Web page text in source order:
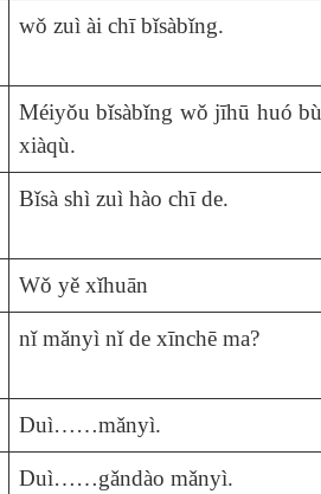
wǒ zuì ài chī bǐsàbǐng.
Méiyǒu bǐsàbǐng wǒ jīhū huó bù
xiàqù.
Bǐsà shì zuì hào chī de.
Wǒ yě xǐhuān
nǐ mǎnyì nǐ de xīnchē ma?
Duì……mǎnyì.
Duì……gǎndào mǎnyì.